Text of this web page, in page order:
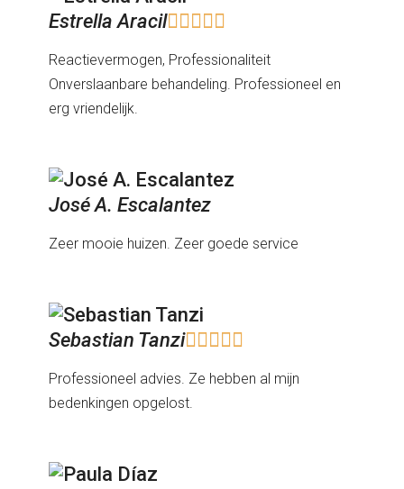
Estrella Aracil
Reactievermogen, Professionaliteit
Onverslaanbare behandeling. Professioneel en
erg vriendelijk.
José A. Escalantez
Zeer mooie huizen. Zeer goede service
Sebastian Tanzi
Professioneel advies. Ze hebben al mijn
bedenkingen opgelost.